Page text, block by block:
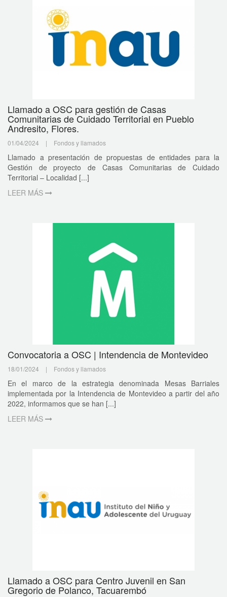
Llamado a OSC para gestión de Casas
Comunitarias de Cuidado Territorial en Pueblo
Andresito, Flores.
01/04/2024 | Fondos y llamados
Llamado a presentación de propuestas de entidades para la
Gestión de proyecto de Casas Comunitarias de Cuidado
Territorial – Localidad [...]
LEER MÁS
Convocatoria a OSC | Intendencia de Montevideo
18/01/2024 | Fondos y llamados
En el marco de la estrategia denominada Mesas Barriales
implementada por la Intendencia de Montevideo a partir del año
2022, informamos que se han [...]
LEER MÁS
Llamado a OSC para Centro Juvenil en San
Gregorio de Polanco, Tacuarembó